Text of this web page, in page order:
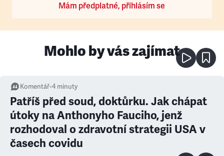
Mám předplatné, přihlásím se
Mohlo by vás zajímat
Komentář•4 minuty
Patříš před soud, doktůrku. Jak chápat
útoky na Anthonyho Fauciho, jenž
rozhodoval o zdravotní strategii USA v
časech covidu